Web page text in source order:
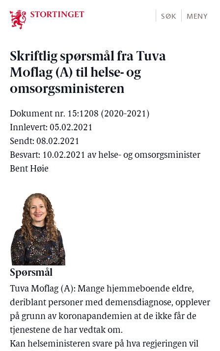
Stortinget.no
SØK MENY
Skriftlig spørsmål fra Tuva
Moflag (A) til helse- og
omsorgsministeren
Dokument nr. 15:1208 (2020-2021)
Innlevert: 05.02.2021
Sendt: 08.02.2021
Besvart: 10.02.2021 av helse- og omsorgsminister
Bent Høie
Spørsmål
Tuva Moflag (A): Mange hjemmeboende eldre,
deriblant personer med demensdiagnose, opplever
på grunn av koronapandemien at de ikke får de
tjenestene de har vedtak om.
Kan helseministeren svare på hva regjeringen vil